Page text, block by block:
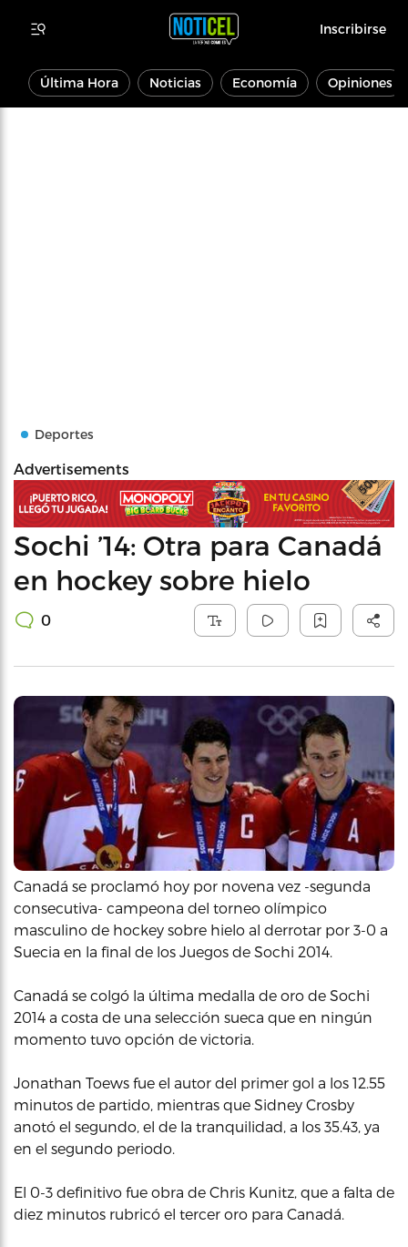
Inscribirse
Última Hora Noticias Economía Opiniones
Deportes
Advertisements
Sochi ’14: Otra para Canadá
en hockey sobre hielo
0
Canadá se proclamó hoy por novena vez -segunda
consecutiva- campeona del torneo olímpico
masculino de hockey sobre hielo al derrotar por 3-0 a
Suecia en la final de los Juegos de Sochi 2014.
Canadá se colgó la última medalla de oro de Sochi
2014 a costa de una selección sueca que en ningún
momento tuvo opción de victoria.
Jonathan Toews fue el autor del primer gol a los 12.55
minutos de partido, mientras que Sidney Crosby
anotó el segundo, el de la tranquilidad, a los 35.43, ya
en el segundo periodo.
El 0-3 definitivo fue obra de Chris Kunitz, que a falta de
diez minutos rubricó el tercer oro para Canadá.